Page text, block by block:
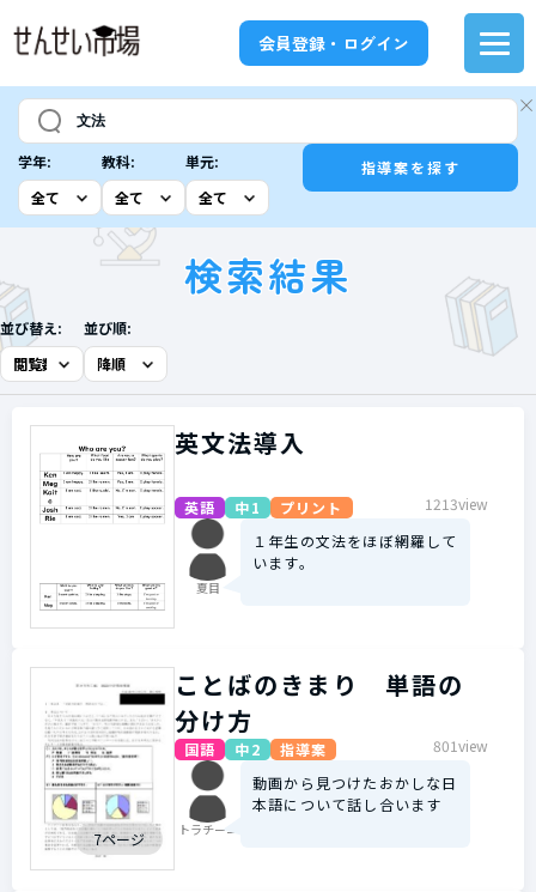
会員登録・ログイン
学年: 教科: 単元: 指導案を探す
検索結果
並び替え: 並び順:
英文法導入
英語 中1 プリント 1213view
夏目
１年生の文法をほぼ網羅して
います。
7ページ
ことばのきまり 単語の
分け方
国語 中2 指導案 801view
トラチーニ
動画から見つけたおかしな日
本語について話し合います